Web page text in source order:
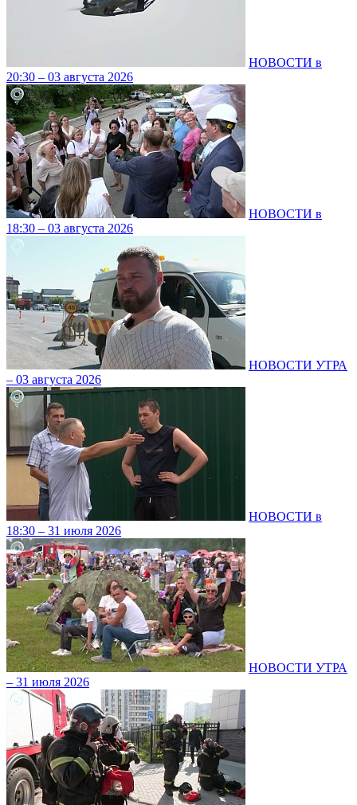
НОВОСТИ в
20:30 – 03 августа 2026
НОВОСТИ в
18:30 – 03 августа 2026
НОВОСТИ УТРА
– 03 августа 2026
НОВОСТИ в
18:30 – 31 июля 2026
НОВОСТИ УТРА
– 31 июля 2026